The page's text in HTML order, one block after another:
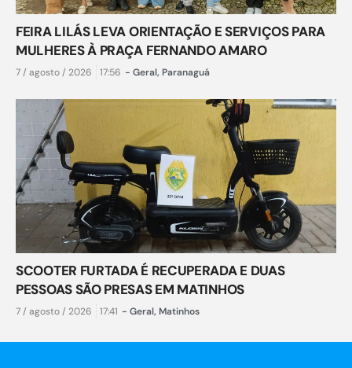
FEIRA LILÁS LEVA ORIENTAÇÃO E SERVIÇOS PARA
MULHERES À PRAÇA FERNANDO AMARO
7 / agosto / 2026 17:56 - Geral, Paranaguá
SCOOTER FURTADA É RECUPERADA E DUAS
PESSOAS SÃO PRESAS EM MATINHOS
7 / agosto / 2026 17:41 - Geral, Matinhos